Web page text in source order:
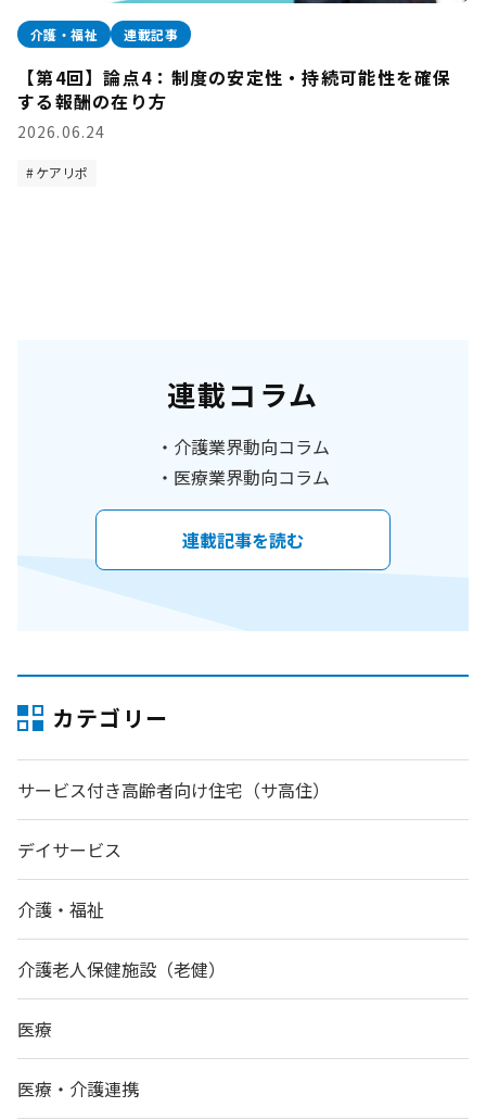
介護・福祉 連載記事
【第4回】論点4：制度の安定性・持続可能性を確保
する報酬の在り方
2026.06.24
ケアリポ
連載コラム
介護業界動向コラム
医療業界動向コラム
連載記事を読む
カテゴリー
サービス付き高齢者向け住宅（サ高住）
デイサービス
介護・福祉
介護老人保健施設（老健）
医療
医療・介護連携